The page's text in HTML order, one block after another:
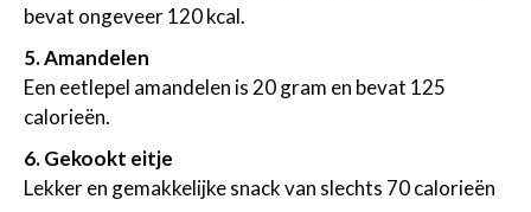
bevat ongeveer 120 kcal.
5. Amandelen
Een eetlepel amandelen is 20 gram en bevat 125
calorieën.
6. Gekookt eitje
Lekker en gemakkelijke snack van slechts 70 calorieën